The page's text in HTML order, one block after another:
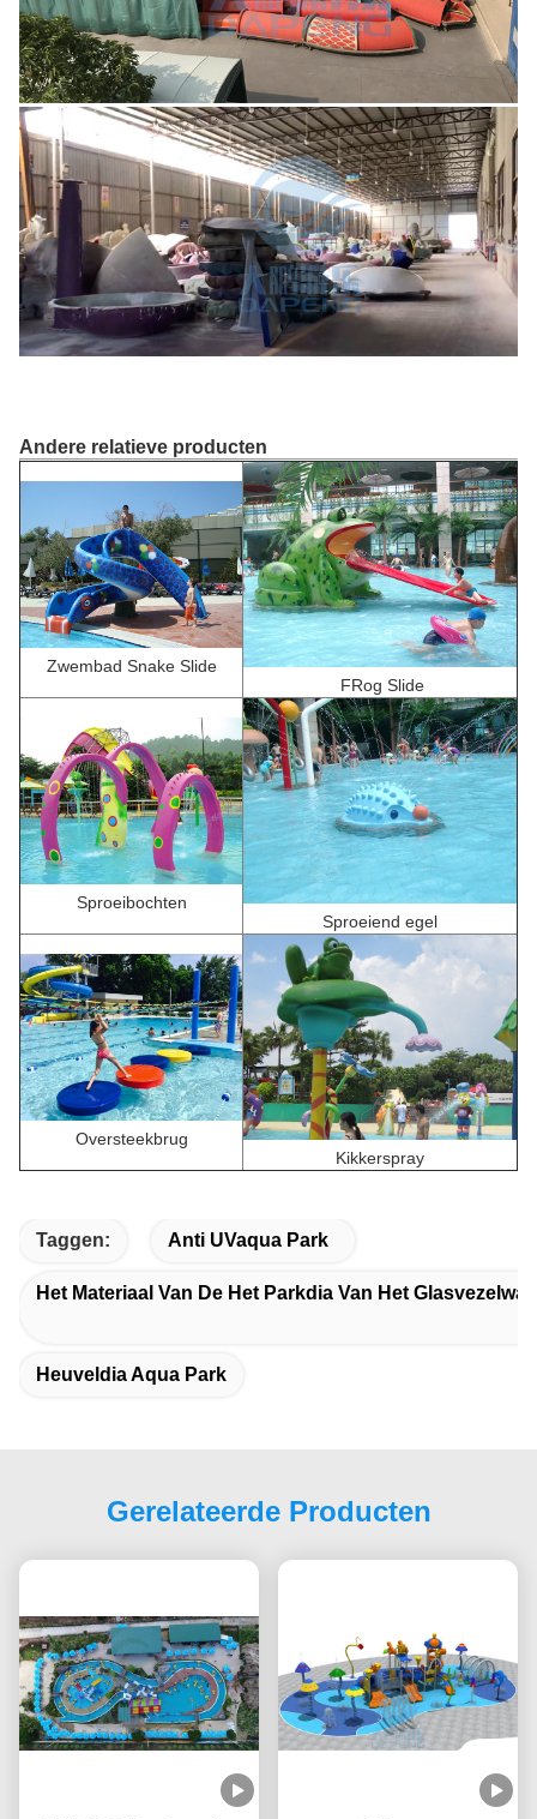
Andere relatieve producten
Zwembad Snake Slide
FRog Slide
Sproeibochten
Sproeiend egel
Oversteekbrug
Kikkerspray
Taggen: Anti UVaqua Park
Het Materiaal Van De Het Parkdia Van Het
Heuveldia Aqua Park
Gerelateerde Producten